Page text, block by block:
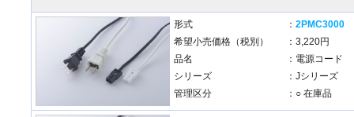
形式 ： 2PMC3000
希望小売価格（税別）
：3,220円
品名
：電源コード
シリーズ
：Jシリーズ
管理区分
：○ 在庫品